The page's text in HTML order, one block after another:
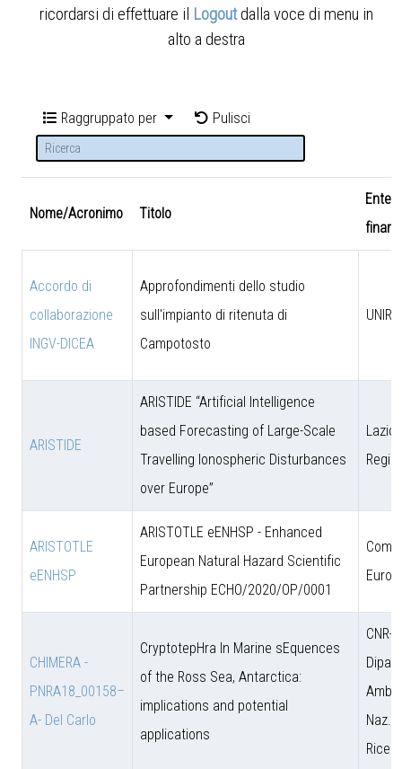
ricordarsi di effettuare il Logout dalla voce di menu in
alto a destra
Raggruppato per Pulisci
Nome/Acronimo Titolo
Ente
Accordo di
collaborazione
INGV-DICEA
Approfondimenti dello studio
sull'impianto di ritenuta di
Campotosto
ARISTIDE
ARISTIDE “Artificial Intelligence
based Forecasting of Large-Scale
Travelling Ionospheric Disturbances
over Europe”
Lazio
ARISTOTLE
eENHSP
ARISTOTLE eENHSP - Enhanced
European Natural Hazard Scientific
Partnership ECHO/2020/OP/0001
CHIMERA -
PNRA18_00158–
A- Del Carlo
CryptotepHra In Marine sEquences
of the Ross Sea, Antarctica:
implications and potential
applications
CNR-
Amb.
Naz.